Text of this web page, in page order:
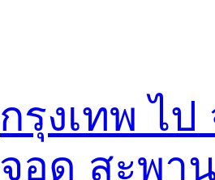
กรุงเทพ ไป
จอด สะพา